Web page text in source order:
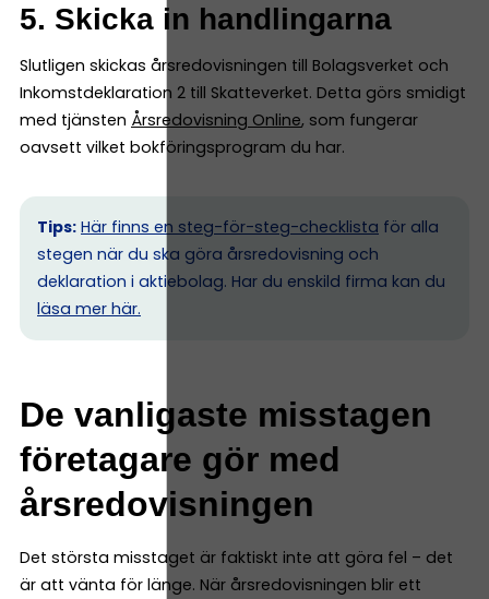
5. Skicka in handlingarna
Slutligen skickas årsredovisningen till Bolagsverket och
Inkomstdeklaration 2 till Skatteverket. Detta görs smidigt
med tjänsten Årsredovisning Online, som fungerar
oavsett vilket bokföringsprogram du har.
Tips: Här finns en steg-för-steg-checklista för alla
stegen när du ska göra årsredovisning och
deklaration i aktiebolag. Har du enskild firma kan du
läsa mer här.
De vanligaste misstagen
företagare gör med
årsredovisningen
Det största misstaget är faktiskt inte att göra fel – det
är att vänta för länge. När årsredovisningen blir ett